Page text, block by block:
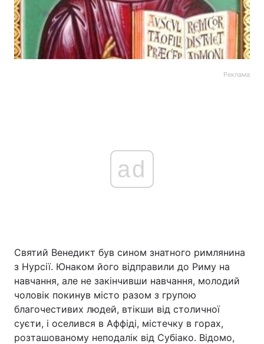
Головна Війна
Реклама
ad
Святий Венедикт був сином знатного римлянина
з Нурсії. Юнаком його відправили до Риму на
навчання, але не закінчивши навчання, молодий
чоловік покинув місто разом з групою
благочестивих людей, втікши від столичної
суєти, і оселився в Аффіді, містечку в горах,
розташованому неподалік від Субіако. Відомо,